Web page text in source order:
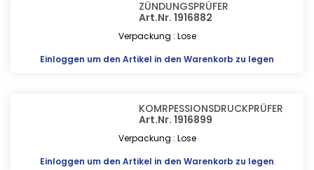
ZÜNDUNGSPRÜFER
Art.Nr. 1916882
Verpackung : Lose
Einloggen um den Artikel in den Warenkorb zu legen
KOMRPESSIONSDRUCKPRÜFER
Art.Nr. 1916899
Verpackung : Lose
Einloggen um den Artikel in den Warenkorb zu legen